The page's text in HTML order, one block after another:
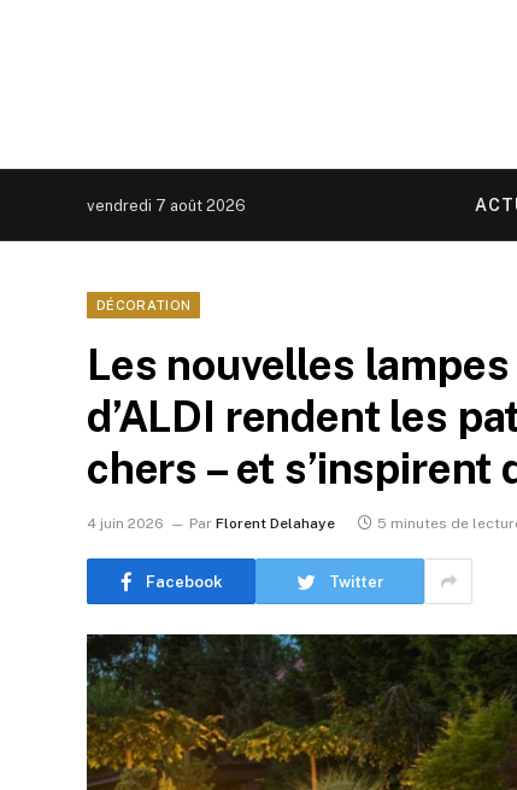
vendredi 7 août 2026
DÉCORATION
Les nouvelles
d’ALDI rendent les
chers – et s’inspirent
4 juin 2026 Par Florent Delahaye 5 minutes de
Facebook Twitter